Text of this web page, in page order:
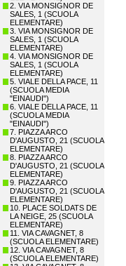
2. VIA MONSIGNOR DE
SALES, 1 (SCUOLA
ELEMENTARE)
3. VIA MONSIGNOR DE
SALES, 1 (SCUOLA
ELEMENTARE)
4. VIA MONSIGNOR DE
SALES, 1 (SCUOLA
ELEMENTARE)
5. VIALE DELLA PACE, 11
(SCUOLA MEDIA
"EINAUDI")
6. VIALE DELLA PACE, 11
(SCUOLA MEDIA
"EINAUDI")
7. PIAZZA ARCO
D'AUGUSTO, 21 (SCUOLA
ELEMENTARE)
8. PIAZZA ARCO
D'AUGUSTO, 21 (SCUOLA
ELEMENTARE)
9. PIAZZA ARCO
D'AUGUSTO, 21 (SCUOLA
ELEMENTARE)
10. PLACE SOLDATS DE
LA NEIGE, 25 (SCUOLA
ELEMENTARE)
11. VIA CAVAGNET, 8
(SCUOLA ELEMENTARE)
12. VIA CAVAGNET, 8
(SCUOLA ELEMENTARE)